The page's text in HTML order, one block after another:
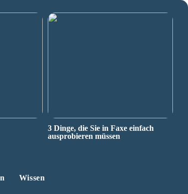
3 Dinge, die Sie in Faxe einfach
ausprobieren müssen
Wissen